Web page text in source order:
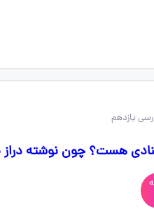
هست؟ چون نوشته دراز